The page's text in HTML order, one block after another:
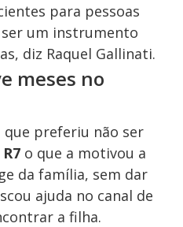
para pessoas
um instrumento
diz Raquel Gallinati.
meses no
que preferiu não ser
R7 o que a motivou a
da família, sem dar
ajuda no canal de
a filha.